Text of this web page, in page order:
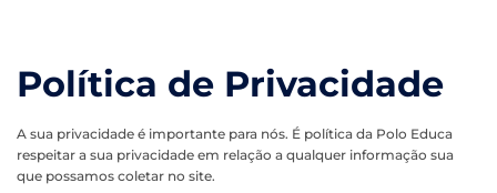
Política de Privacidade
A sua privacidade é importante para nós. É política da Polo Educa
respeitar a sua privacidade em relação a qualquer informação sua
que possamos coletar no site.